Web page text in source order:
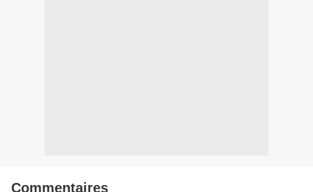
Commentaires